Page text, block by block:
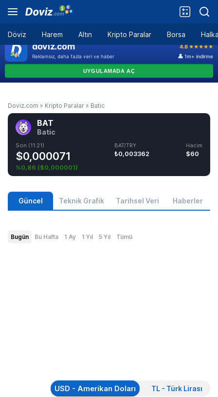
Döviz Harem Altın Kripto Paralar Borsa
Doviz.com » Kripto Paralar » Batic
BAT
Batic
Son (11:21)
$0,000071
%0,86 ($0,000001)
BAT/TRY
₺0,003362
Hacim
$60
Güncel Teknik Grafik Tarihsel Veri Haberler
Bugün Bu Hafta 1 Ay 1 Yıl 5 Yıl Tümü
USD - Amerikan Doları TL - Türk Lirası